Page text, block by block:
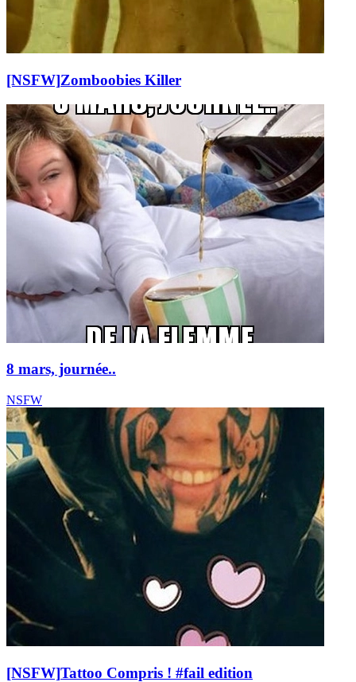
[NSFW]Zomboobies Killer
8 mars, journée..
NSFW
[NSFW]Tattoo Compris ! #fail edition